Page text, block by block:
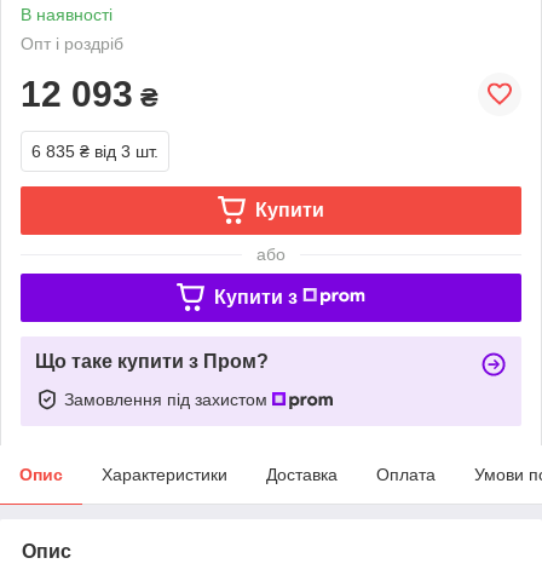
В наявності
Опт і роздріб
12 093 ₴
6 835 ₴ від 3 шт.
Купити
або
Купити з
Що таке купити з Пром?
Замовлення під захистом
Опис Характеристики Доставка Оплата Умови
Опис